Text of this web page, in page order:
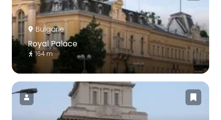
Bulgarie
Royal Palace
164 m